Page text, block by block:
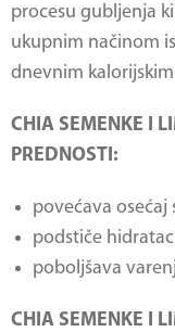
procesu gubljenja
ukupnim načinom
dnevnim
CHIA SEMENKE I
PREDNOSTI:
povećava osećaj
podstiče
poboljšava
CHIA SEMENKE I